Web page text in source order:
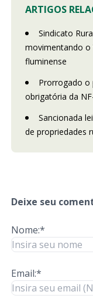
ARTIGOS
Sindicato
movimentando o
fluminense
Prorrogado o
obrigatória da
Sancionada
de propriedades
Deixe seu
Nome:*
Email:*